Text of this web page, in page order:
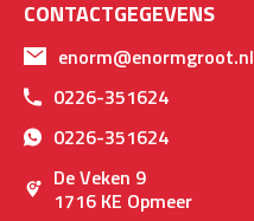
CONTACTGEGEVENS
enorm@enormgroot.nl
0226-351624
0226-351624
De Veken 9
1716 KE Opmeer